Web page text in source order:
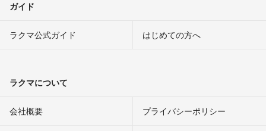
ガイド
ラクマ公式ガイド はじめての方へ
ラクマについて
会社概要 プライバシーポリシー